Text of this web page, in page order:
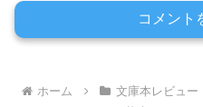
コメント
ホーム 文庫本レビュー